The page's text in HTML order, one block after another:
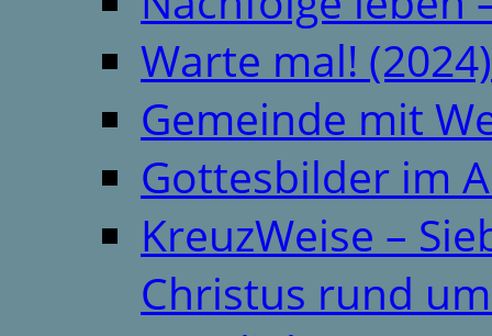
Warte mal! (2024)
Gemeinde mit
Gottesbilder im
KreuzWeise –
Christus rund